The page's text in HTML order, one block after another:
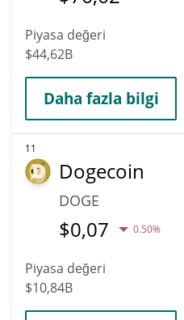
Piyasa değeri
$44,62B
Daha fazla bilgi
11
Dogecoin
DOGE
$0,07 0.50%
Piyasa değeri
$10,84B